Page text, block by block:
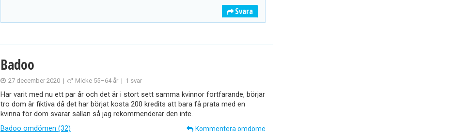
Svara
Badoo
27 december 2020 | Micke 55–64 år | 1 svar
Har varit med nu ett par år och det är i stort sett samma kvinnor fortfarande, börjar
tro dom är fiktiva då det har börjat kosta 200 kredits att bara få prata med en
kvinna för dom svarar sällan så jag rekommenderar den inte.
Badoo omdömen (32)
Kommentera omdöme